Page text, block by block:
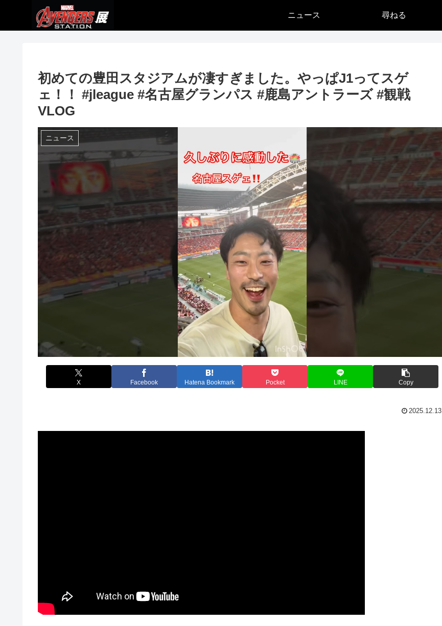
ニュース 尋ねる
初めての豊田スタジアムが凄すぎました。やっぱJ1ってスゲ
ェ！！ #jleague #名古屋グランパス #鹿島アントラーズ #観戦
VLOG
ニュース
X Facebook Hatena Bookmark Pocket LINE Copy
2025.12.13